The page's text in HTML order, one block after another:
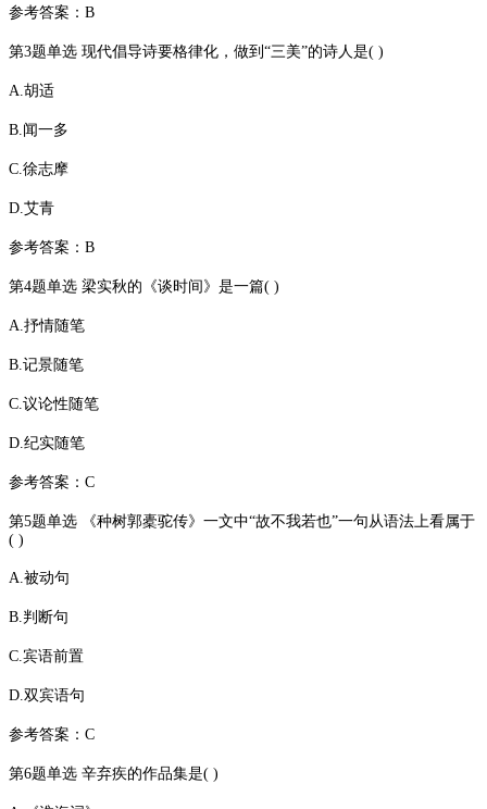
参考答案：B
第3题单选 现代倡导诗要格律化，做到“三美”的诗人是( )
A.胡适
B.闻一多
C.徐志摩
D.艾青
参考答案：B
第4题单选 梁实秋的《谈时间》是一篇( )
A.抒情随笔
B.记景随笔
C.议论性随笔
D.纪实随笔
参考答案：C
第5题单选 《种树郭橐驼传》一文中“故不我若也”一句从语法上看属于
( )
A.被动句
B.判断句
C.宾语前置
D.双宾语句
参考答案：C
第6题单选 辛弃疾的作品集是( )